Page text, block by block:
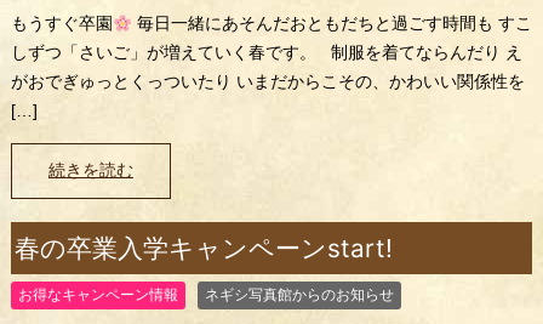
もうすぐ卒園
毎日一緒にあそんだおともだちと過ごす時間も すこ
しずつ「さいご」が増えていく春です。 制服を着てならんだり え
がおでぎゅっとくっついたり いまだからこその、かわいい関係性を
[…]
続きを読む
春の卒業入学キャンペーンstart!
お得なキャンペーン情報 ネギシ写真館からのお知らせ